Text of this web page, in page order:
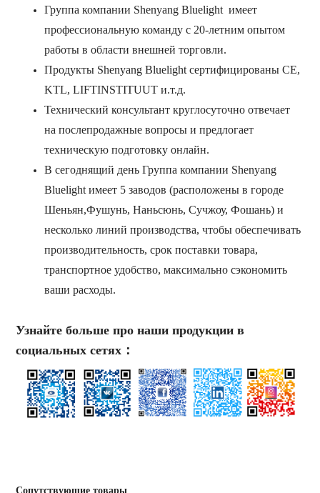
Группа компании Shenyang Bluelight имеет
профессиональную команду с 20-летним опытом
работы в области внешней торговли.
Продукты Shenyang Bluelight сертифицированы CE,
KTL, LIFTINSTITUUT и.т.д.
Технический консультант круглосуточно отвечает
на послепродажные вопросы и предлогает
техническую подготовку онлайн.
В сегоднящий день Группа компании Shenyang
Bluelight имеет 5 заводов (расположены в городе
Шеньян,Фушунь, Наньсюнь, Сучжоу, Фошань) и
несколько линий производства, чтобы обеспечивать
производительность, срок поставки товара,
транспортное удобство, максимально сэкономить
ваши расходы.
Узнайте больше про наши продукции в
социальных сетях：
Сопутствующие товары